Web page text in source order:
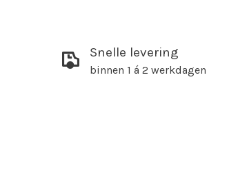
Snelle levering
binnen 1 á 2 werkdagen